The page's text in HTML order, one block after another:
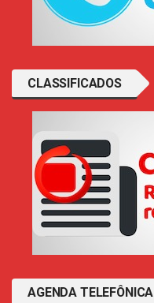
CLASSIFICADOS
AGENDA TELEFÔNICA